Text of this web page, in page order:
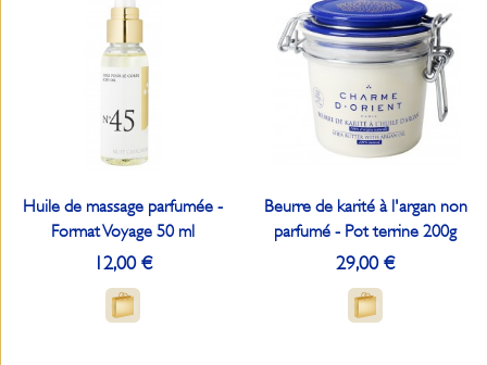
Huile de massage parfumée -
Format Voyage 50 ml
12,00 €
Beurre de karité à l'argan non
parfumé - Pot terrine 200g
29,00 €